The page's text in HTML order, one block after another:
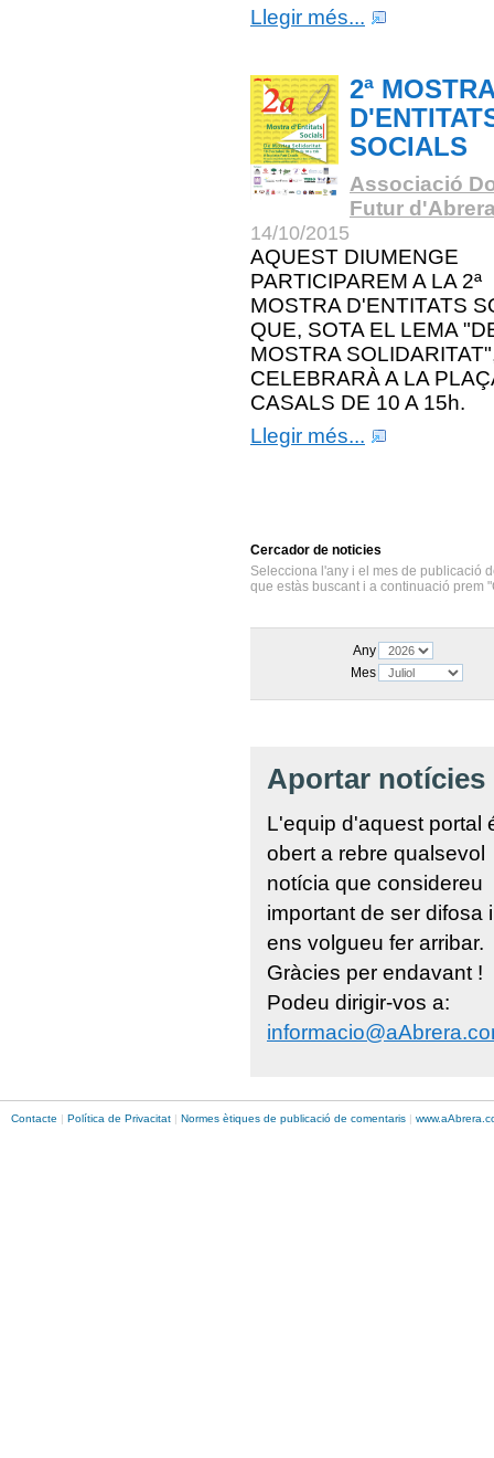
Llegir més...
2ª MOSTRA
SOCIALS
Associació
Futur
14/10/2015
AQUEST DIUMENGE
PARTICIPAREM A LA 2ª
MOSTRA D'ENTITATS
QUE, SOTA EL LEMA
MOSTRA
CELEBRARÀ A LA
CASALS DE 10 A 15h.
Llegir més...
Cercador de noticies
Selecciona l'any i el mes de publicació
que estàs buscant i a continuació prem
Any
Mes
Aportar notícies
L'equip d'aquest portal
obert a rebre qualsevol
notícia que considereu
important de ser difosa
ens volgueu fer arribar.
Gràcies per endavant !
Podeu dirigir-vos a:
Contacte | Política de Privacitat | Normes ètiques de publicació de comentaris | www.aAbrera